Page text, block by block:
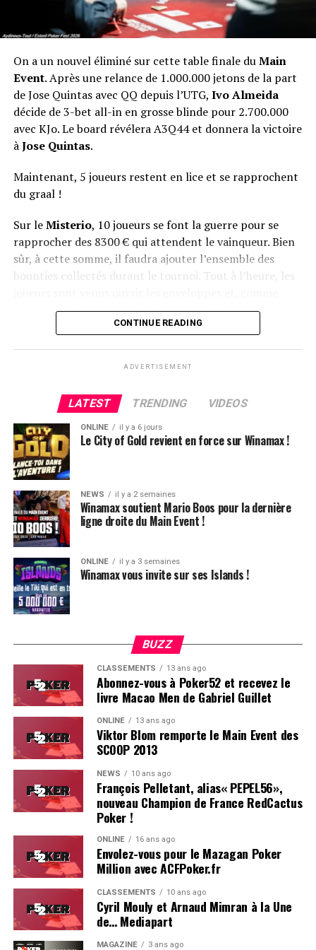
Hugues Mazerolle, vainqueur du Main Event
La victoire de Chotec clôture donc ce festival qui aura,
climat, tout était au top et très bien organisé. Le casino
d’événement.
On se reverra probablement l’année prochaine pour le
coverage d’une deuxième édition, du moins, on l’espère !
Résultats du Main Event :
Hugues Mazerolle (France) : 100.000 €
Jose Quintas (Portugal) : 74.000 €
Joao Pedro Ferreira (Portugal) : 52.000 €
Dylan Lauret (France) : 38.000 €
Hugo Soares (Portugal) : 28.000 €
Ivo Almeida (Portugal) : 21.390 €
Leo Philippe (France) : 16.000 €
On a un nouvel éliminé sur cette table finale duMain
Event. Après une relance de 1.000.000 jetons de la part
de Jose Quintas avec QQ depuis l’UTG, Ivo Almeida
décide de 3-bet all-in en grosse blinde pour 2.700.000
avec KJo. Le board révélera A3Q44 et donnera la victoire
àJose Quintas.
Maintenant, 5 joueurs restent en lice et se rapprochent
du graal !
Sur leMisterio, 10 joueurs se font la guerre pour se
rapprocher des 8300 € qui attendent le vainqueur. Bien
sûr, à cette somme, il faudra ajouter l’ensemble des
bounties collectés durant le tournoi. Tout à l’heure, les
d’habitude, le suspense était à son comble.
CONTINUE READING
ADVERTISEMENT
LATEST TRENDING VIDEOS
ONLINE il y a 6 jours
Le City of Gold revient en force sur Winamax !
NEWS il y a 2 semaines
Winamax soutient Mario Boos pour la dernière
ligne droite du Main Event !
ONLINE il y a 3 semaines
Winamax vous invite sur ses Islands !
BUZZ
CLASSEMENTS 13 ans ago
Abonnez-vous à Poker52 et recevez le
livre Macao Men de Gabriel Guillet
ONLINE 13 ans ago
Viktor Blom remporte le Main Event des
SCOOP 2013
NEWS 10 ans ago
François Pelletant, alias« PEPEL56»,
nouveau Champion de France RedCactus
Poker !
ONLINE 16 ans ago
Envolez-vous pour le Mazagan Poker
Million avec ACFPoker.fr
CLASSEMENTS 10 ans ago
Cyril Mouly et Arnaud Mimran à la Une
de… Mediapart
MAGAZINE 3 ans ago